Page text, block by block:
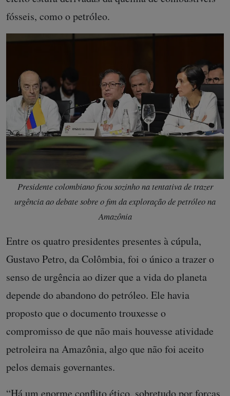
fósseis, como o petróleo.
Presidente colombiano ficou sozinho na tentativa de trazer
urgência ao debate sobre o fim da exploração de petróleo na
Amazônia
Entre os quatro presidentes presentes à cúpula,
Gustavo Petro, da Colômbia, foi o único a trazer o
senso de urgência ao dizer que a vida do planeta
depende do abandono do petróleo. Ele havia
proposto que o documento trouxesse o
compromisso de que não mais houvesse atividade
petroleira na Amazônia, algo que não foi aceito
pelos demais governantes.
“Há um enorme conflito ético, sobretudo por forças